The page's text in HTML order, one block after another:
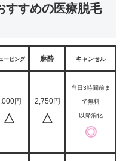
すすめの医療脱毛
ービング 麻酔 キャンセル
円
△
2,750円
△
当日3時間前ま
で無料
以降消化
◎